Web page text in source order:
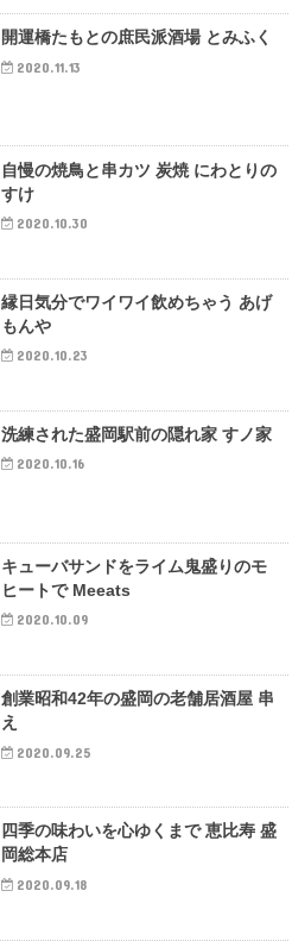
開運橋たもとの庶民派酒場 とみふく
2020.11.13
自慢の焼鳥と串カツ 炭焼 にわとりの
すけ
2020.10.30
縁日気分でワイワイ飲めちゃう あげ
もんや
2020.10.23
洗練された盛岡駅前の隠れ家 すノ家
2020.10.16
キューバサンドをライム鬼盛りのモ
ヒートで Meeats
2020.10.09
創業昭和42年の盛岡の老舗居酒屋 串
え
2020.09.25
四季の味わいを心ゆくまで 恵比寿 盛
岡総本店
2020.09.18